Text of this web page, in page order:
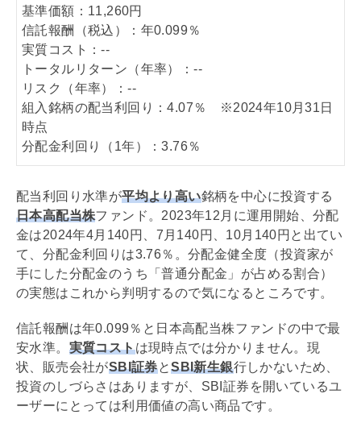
基準価額：11,260円
信託報酬（税込）：年0.099％
実質コスト：--
トータルリターン（年率）：--
リスク（年率）：--
組入銘柄の配当利回り：4.07％ ※2024年10月31日
時点
分配金利回り（1年）：3.76％
配当利回り 水準が平均より高い銘柄を中心に投資する
日本高配当株ファンド。2023年12月に運用開始、分配
金は2024年4月140円、7月140円、10月140円と出てい
て、分配金利回り は3.76％。分配金健全度（投資家が
手にした分配金のうち「普通分配金」が占める割合）
の実態はこれから判明するので気になるところです。
信託報酬は年0.099％と日本高配当株ファンドの中で最
安水準。 実質コストは現時点では分かりません。現
状、販売会社がSBI証券とSBI新生銀行しかないため、
投資のしづらさはありますが、SBI証券を開いているユ
ーザーにとっては利用価値の高い商品です。